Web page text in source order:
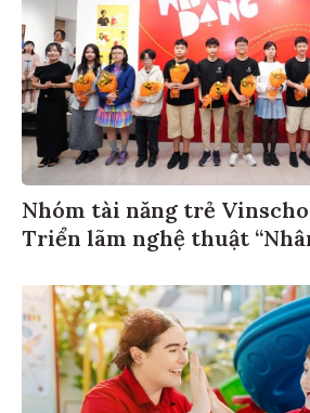
Nhóm tài năng trẻ
Triển lãm nghệ thuật